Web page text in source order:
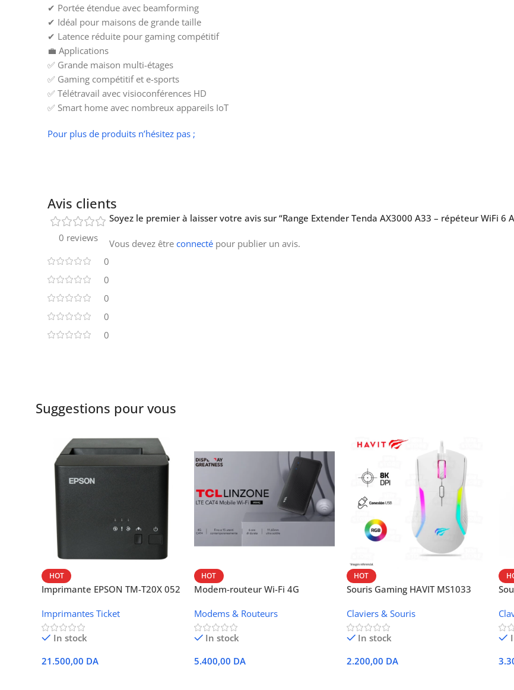
✔ Portée étendue avec beamforming
✔ Idéal pour maisons de grande taille
✔ Latence réduite pour gaming compétitif
💼 Applications
✅ Grande maison multi-étages
✅ Gaming compétitif et e-sports
✅ Télétravail avec visioconférences HD
✅ Smart home avec nombreux appareils IoT
Pour plus de produits n’hésitez pas ;
Avis clients
0 reviews
0
0
0
0
0
Soyez le premier à laisser votre avis sur “Range Extender Tenda AX3000 A33 – répéteur WiFi 6
Vous devez être connecté pour publier un avis.
Suggestions pour vous
HOT
Imprimante EPSON TM-T20X 052
Imprimantes Ticket
In stock
21.500,00 DA
HOT
Modem-routeur Wi-Fi 4G
Modems & Routeurs
In stock
5.400,00 DA
HOT
Souris Gaming HAVIT MS1033
Claviers & Souris
In stock
2.200,00 DA